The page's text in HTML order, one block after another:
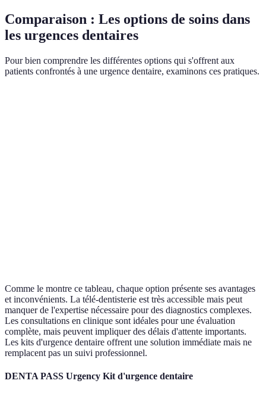
Comparaison : Les options de soins dans
les urgences dentaires
Pour bien comprendre les différentes options qui s'offrent aux
patients confrontés à une urgence dentaire, examinons ces pratiques.
Comme le montre ce tableau, chaque option présente ses avantages
et inconvénients. La télé-dentisterie est très accessible mais peut
manquer de l'expertise nécessaire pour des diagnostics complexes.
Les consultations en clinique sont idéales pour une évaluation
complète, mais peuvent impliquer des délais d'attente importants.
Les kits d'urgence dentaire offrent une solution immédiate mais ne
remplacent pas un suivi professionnel.
DENTA PASS Urgency Kit d'urgence dentaire